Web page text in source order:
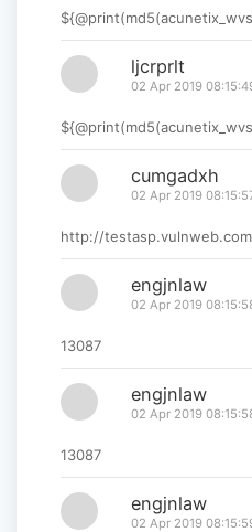
ljcrprlt
02 Apr 2019
cumgadxh
02 Apr 2019
http://
engjnlaw
02 Apr 2019
13087
engjnlaw
02 Apr 2019
13087
engjnlaw
02 Apr 2019